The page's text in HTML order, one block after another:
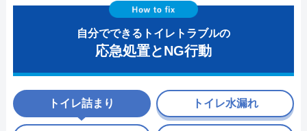
自分でできるトイレトラブルの
応急処置とNG行動
トイレ詰まり トイレ水漏れ